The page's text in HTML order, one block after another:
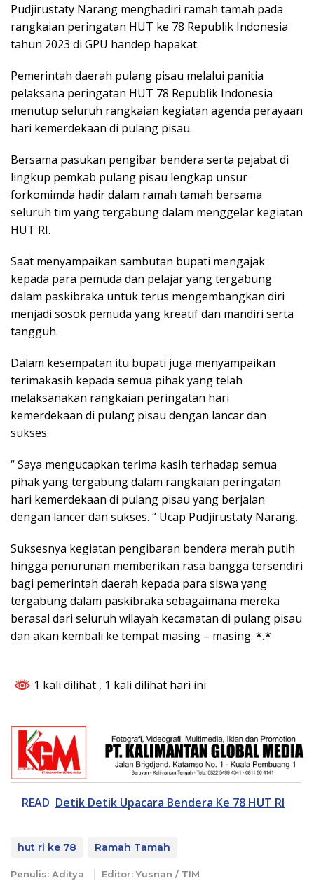
Pudjirustaty Narang menghadiri ramah tamah pada
rangkaian peringatan HUT ke 78 Republik Indonesia
tahun 2023 di GPU handep hapakat.
Pemerintah daerah pulang pisau melalui panitia
pelaksana peringatan HUT 78 Republik Indonesia
menutup seluruh rangkaian kegiatan agenda perayaan
hari kemerdekaan di pulang pisau.
Bersama pasukan pengibar bendera serta pejabat di
lingkup pemkab pulang pisau lengkap unsur
forkomimda hadir dalam ramah tamah bersama
seluruh tim yang tergabung dalam menggelar kegiatan
HUT RI.
Saat menyampaikan sambutan bupati mengajak
kepada para pemuda dan pelajar yang tergabung
dalam paskibraka untuk terus mengembangkan diri
menjadi sosok pemuda yang kreatif dan mandiri serta
tangguh.
Dalam kesempatan itu bupati juga menyampaikan
terimakasih kepada semua pihak yang telah
melaksanakan rangkaian peringatan hari
kemerdekaan di pulang pisau dengan lancar dan
sukses.
“ Saya mengucapkan terima kasih terhadap semua
pihak yang tergabung dalam rangkaian peringatan
hari kemerdekaan di pulang pisau yang berjalan
dengan lancer dan sukses. “ Ucap Pudjirustaty Narang.
Suksesnya kegiatan pengibaran bendera merah putih
hingga penurunan memberikan rasa bangga tersendiri
bagi pemerintah daerah kepada para siswa yang
tergabung dalam paskibraka sebagaimana mereka
berasal dari seluruh wilayah kecamatan di pulang pisau
dan akan kembali ke tempat masing – masing. *.*
1 kali dilihat , 1 kali dilihat hari ini
READ Detik Detik Upacara Bendera Ke 78 HUT RI
hut ri ke 78 Ramah Tamah
Penulis: Aditya Editor: Yusnan / TIM